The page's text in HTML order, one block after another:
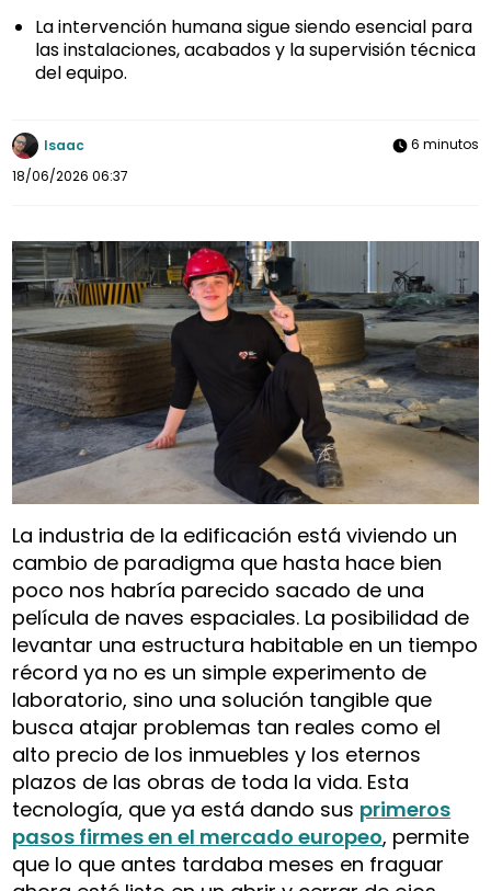
La intervención humana sigue siendo esencial para
las instalaciones, acabados y la supervisión técnica
del equipo.
Isaac
18/06/2026 06:37
6 minutos
La industria de la edificación está viviendo un
cambio de paradigma que hasta hace bien
poco nos habría parecido sacado de una
película de naves espaciales. La posibilidad de
levantar una estructura habitable en un tiempo
récord ya no es un simple experimento de
laboratorio, sino una solución tangible que
busca atajar problemas tan reales como el
alto precio de los inmuebles y los eternos
plazos de las obras de toda la vida. Esta
tecnología, que ya está dando sus primeros
pasos firmes en el mercado europeo, permite
que lo que antes tardaba meses en fraguar